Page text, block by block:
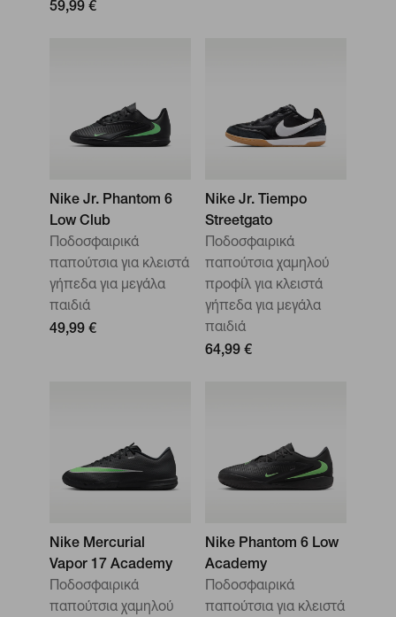
59,99 €
Nike Jr. Phantom 6
Low Club
Ποδοσφαιρικά
παπούτσια για κλειστά
γήπεδα για μεγάλα
παιδιά
49,99 €
Nike Jr. Tiempo
Streetgato
Ποδοσφαιρικά
παπούτσια χαμηλού
προφίλ για κλειστά
γήπεδα για μεγάλα
παιδιά
64,99 €
Nike Mercurial
Vapor 17 Academy
Ποδοσφαιρικά
παπούτσια χαμηλού
Nike Phantom 6 Low
Academy
Ποδοσφαιρικά
παπούτσια για κλειστά